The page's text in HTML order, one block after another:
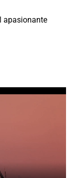
apasionante